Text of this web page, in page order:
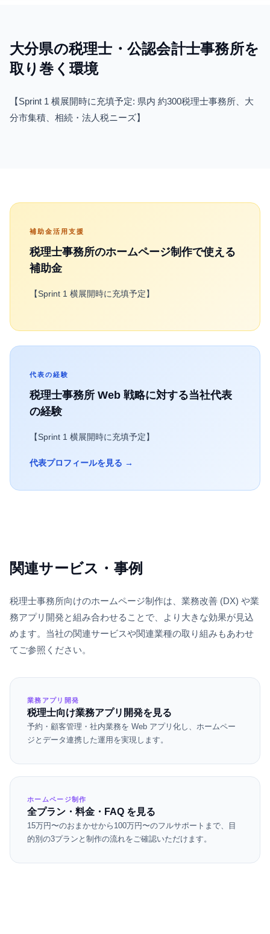
大分県の税理士・公認会計士事務所を
取り巻く環境
【Sprint 1 横展開時に充填予定: 県内 約300税理士事務所、大
分市集積、相続・法人税ニーズ】
補助金活用支援
税理士事務所のホームページ制作で使える
補助金
【Sprint 1 横展開時に充填予定】
代表の経験
税理士事務所 Web 戦略に対する当社代表
の経験
【Sprint 1 横展開時に充填予定】
代表プロフィールを見る →
関連サービス・事例
税理士事務所向けのホームページ制作は、業務改善 (DX) や業
務アプリ開発と組み合わせることで、より大きな効果が見込
めます。当社の関連サービスや関連業種の取り組みもあわせ
てご参照ください。
業務アプリ開発
税理士向け業務アプリ開発を見る
予約・顧客管理・社内業務を Web アプリ化し、ホームペー
ジとデータ連携した運用を実現します。
ホームページ制作
全プラン・料金・FAQ を見る
15万円〜のおまかせから100万円〜のフルサポートまで、目
的別の3プランと制作の流れをご確認いただけます。